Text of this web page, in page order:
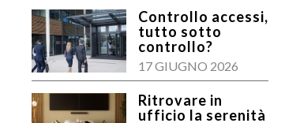
Controllo accessi,
tutto sotto
controllo?
17 GIUGNO 2026
Ritrovare in
ufficio la serenità